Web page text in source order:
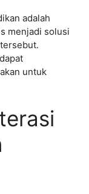
adalah
menjadi solusi
untuk